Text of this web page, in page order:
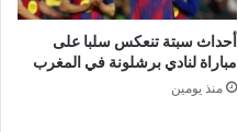
أحداث سبتة تنعكس سلبا على
مباراة لنادي برشلونة في المغرب
منذ يومين